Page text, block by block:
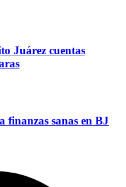
Juárez cuentas
finanzas sanas en BJ